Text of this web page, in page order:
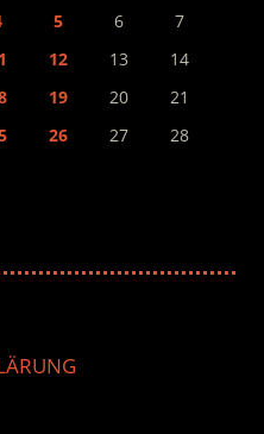
5 6
7
12 13
14
19 20
21
26 27
28